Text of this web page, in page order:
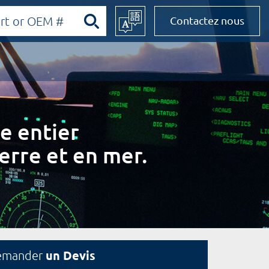
Contactez nous
entier
et en mer.
un Devis